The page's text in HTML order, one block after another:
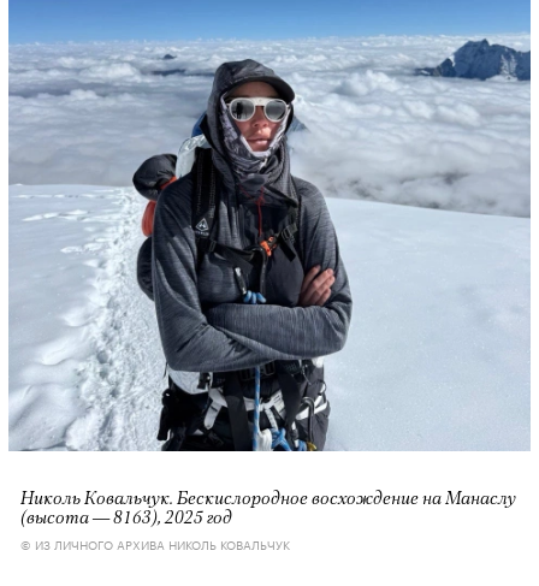
Николь Ковальчук. Бескислородное восхождение на Манаслу
(высота — 8163), 2025 год
© ИЗ ЛИЧНОГО АРХИВА НИКОЛЬ КОВАЛЬЧУК